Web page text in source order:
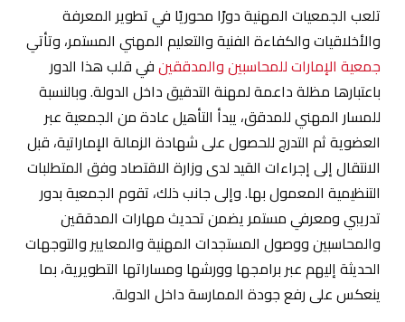
تلعب الجمعيات المهنية دورًا محوريًا في تطوير المعرفة
والأخلاقيات والكفاءة الفنية والتعليم المهني المستمر، وتأتي
جمعية الإمارات للمحاسبين والمدققينفي قلب هذا الدور
باعتبارها مظلة داعمة لمهنة التدقيق داخل الدولة. وبالنسبة
للمسار المهني للمدقق، يبدأ التأهيل عادة من الجمعية عبر
العضوية ثم التدرج للحصول على شهادة الزمالة الإماراتية، قبل
الانتقال إلى إجراءات القيد لدى وزارة الاقتصاد وفق المتطلبات
التنظيمية المعمول بها. وإلى جانب ذلك، تقوم الجمعية بدور
تدريبي ومعرفي مستمر يضمن تحديث مهارات المدققين
والمحاسبين ووصول المستجدات المهنية والمعايير والتوجهات
الحديثة إليهم عبر برامجها وورشها ومساراتها التطويرية، بما
ينعكس على رفع جودة الممارسة داخل الدولة.